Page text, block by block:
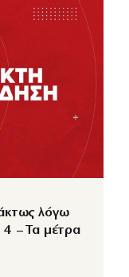
λόγω
4 – Τα μέτρα